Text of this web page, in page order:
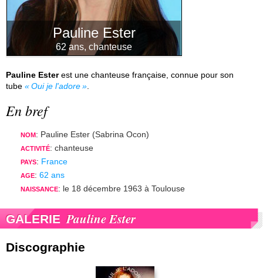
Pauline Ester
62 ans, chanteuse
Pauline Esterest une chanteuse française, connue pour son
tube
Oui je l'adore .
En bref
NOM : Pauline Ester (Sabrina Ocon)
ACTIVITÉ: chanteuse
PAYS: France
AGE: 62 ans
NAISSANCE: le 18 décembre 1963 à Toulouse
GALERIE Pauline Ester
Discographie